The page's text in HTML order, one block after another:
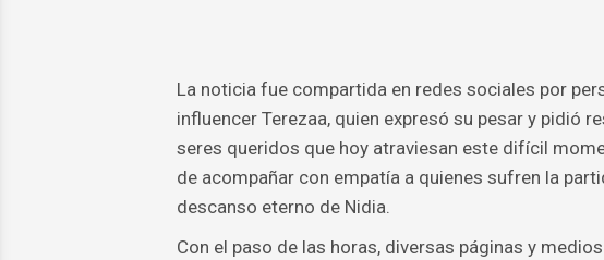
La noticia fue compartida en redes sociales por
influencer Terezaa, quien expresó su pesar y pidió
seres queridos que hoy atraviesan este difícil
de acompañar con empatía a quienes sufren la
descanso eterno de Nidia.
Con el paso de las horas, diversas páginas y